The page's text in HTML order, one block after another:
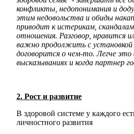
конфликты, недопонимания и
этим недовольства и обиды
приводит к истерикам,
отношения. Разговор, нравится
важно продолжить с установкой
договорится о чем-то. Легче
высказываниях и когда партнер
2. Рост и развитие
В здоровой системе у каждого
личностного развития